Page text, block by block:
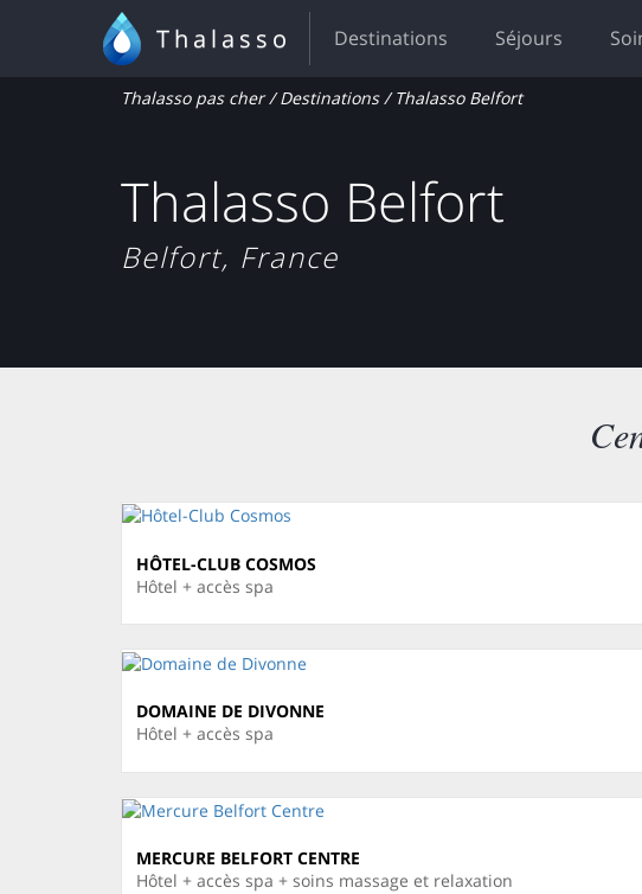
Thalasso Destinations Séjours
Thalasso Belfort
Belfort, France
Thalasso pas cher/Destinations/ Thalasso Belfort
HÔTEL-CLUB COSMOS
Hôtel + accès spa
DOMAINE DE DIVONNE
Hôtel + accès spa
MERCURE BELFORT CENTRE
Hôtel + accès spa + soins massage et relaxation